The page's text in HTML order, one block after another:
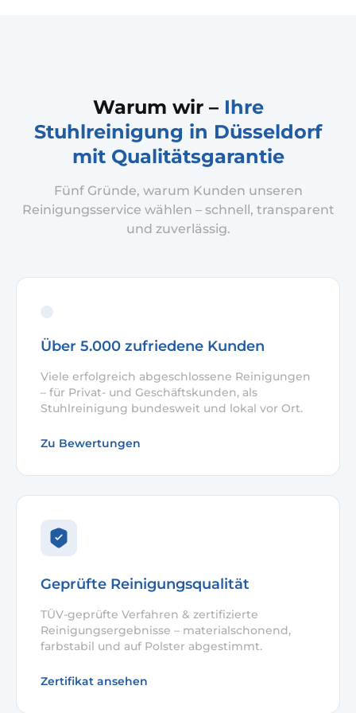
Warum wir – Ihre
Stuhlreinigung in Düsseldorf
mit Qualitätsgarantie
Fünf Gründe, warum Kunden unseren
Reinigungsservice wählen – schnell, transparent
und zuverlässig.
Über 5.000 zufriedene Kunden
Viele erfolgreich abgeschlossene Reinigungen
– für Privat- und Geschäftskunden, als
Stuhlreinigung bundesweit und lokal vor Ort.
Zu Bewertungen
Geprüfte Reinigungsqualität
TÜV-geprüfte Verfahren & zertifizierte
Reinigungsergebnisse – materialschonend,
farbstabil und auf Polster abgestimmt.
Zertifikat ansehen